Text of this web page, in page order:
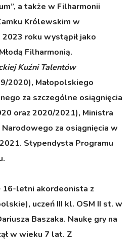
a także w Filharmonii
Królewskim w
roku wystąpił jako
Filharmonią.
Kuźni Talentów
2020), Małopolskiego
za szczególne osiągnięcia
oraz 2020/2021), Ministra
za osiągnięcia w
Stypendysta Programu
16-letni akordeonista z
uczeń III kl. OSM II st. w
Baszaka. Naukę gry na
w wieku 7 lat. Z